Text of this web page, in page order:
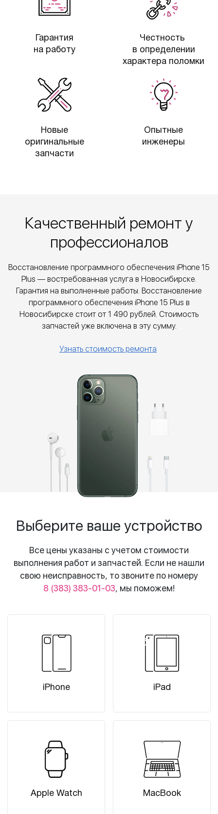
Гарантия
на работу
Честность
в определении
характера поломки
Новые
оригинальные
запчасти
Опытные
инженеры
Качественный ремонт у
профессионалов
Восстановление программного обеспечения iPhone 15
Plus — востребованная услуга в Новосибирске.
Гарантия на выполненные работы. Восстановление
программного обеспечения iPhone 15 Plus в
Новосибирске стоит от 1 490 рублей. Стоимость
запчастей уже включена в эту сумму.
Узнать стоимость ремонта
Выберите ваше устройство
Все цены указаны с учетом стоимости
выполнения работ и запчастей. Если не нашли
свою неисправность, то звоните по номеру
8 (383) 383-01-03, мы поможем!
iPhone iPad
Apple Watch MacBook